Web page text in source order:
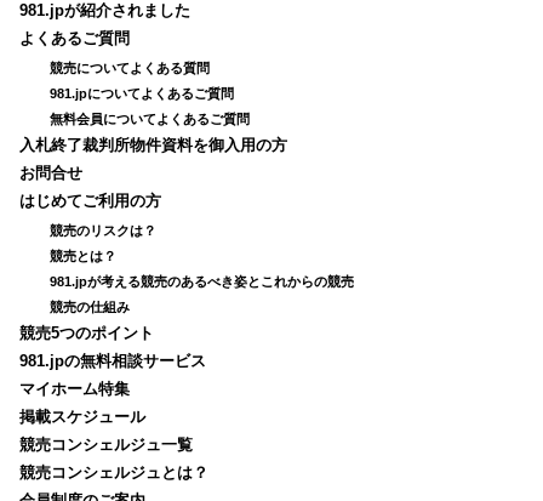
981.jpが紹介されました
よくあるご質問
競売についてよくある質問
981.jpについてよくあるご質問
無料会員についてよくあるご質問
入札終了裁判所物件資料を御入用の方
お問合せ
はじめてご利用の方
競売のリスクは？
競売とは？
981.jpが考える競売のあるべき姿とこれからの競売
競売の仕組み
競売5つのポイント
981.jpの無料相談サービス
マイホーム特集
掲載スケジュール
競売コンシェルジュ一覧
競売コンシェルジュとは？